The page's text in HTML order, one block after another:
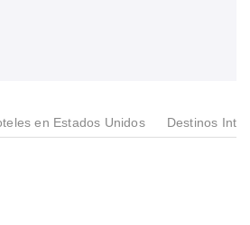
en Estados Unidos Destinos